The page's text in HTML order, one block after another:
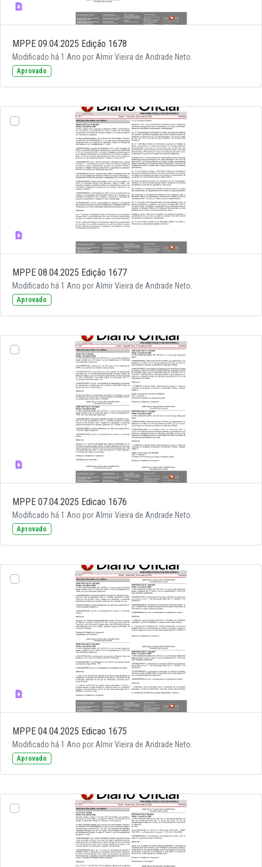
MPPE 09.04.2025 Edição 1678
Modificado há 1 Ano por Almir Vieira de Andrade Neto.
Aprovado
MPPE 08.04.2025 Edição 1677
Modificado há 1 Ano por Almir Vieira de Andrade Neto.
Aprovado
MPPE 07.04.2025 Edicao 1676
Modificado há 1 Ano por Almir Vieira de Andrade Neto.
Aprovado
MPPE 04.04.2025 Edicao 1675
Modificado há 1 Ano por Almir Vieira de Andrade Neto.
Aprovado